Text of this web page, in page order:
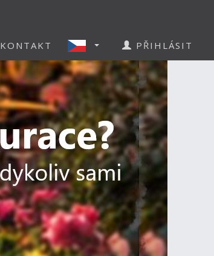
KONTAKT PŘIHLÁSIT